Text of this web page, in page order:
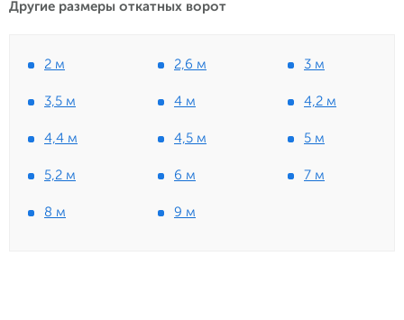
Другие размеры откатных ворот
2 м 2,6 м 3 м
3,5 м 4 м 4,2 м
4,4 м 4,5 м 5 м
5,2 м 6 м 7 м
8 м 9 м